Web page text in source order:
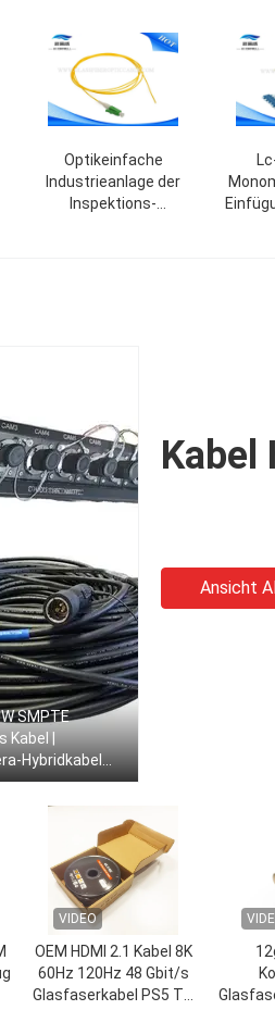
Optikeinfache
Industrieanlage der
Inspektions-
SMPTE
|
Hybridkabel
über
Kabel
Ansicht
VIDEO
OEM HDMI 2.1 Kabel 8K
60Hz 120Hz 48 Gbit/s
Glasfaserkabel PS5 TV